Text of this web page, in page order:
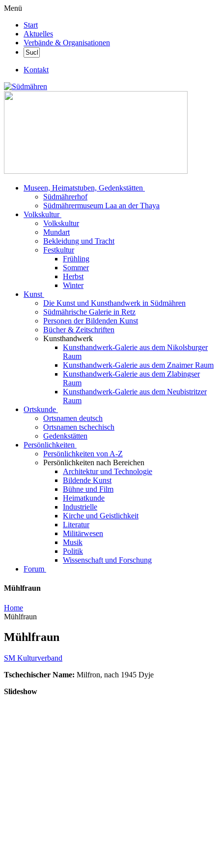
Menü
Start
Aktuelles
Verbände & Organisationen
Kontakt
Museen, Heimatstuben, Gedenkstätten
Südmährerhof
Südmährermuseum Laa an der Thaya
Volkskultur
Volkskultur
Mundart
Bekleidung und Tracht
Festkultur
Frühling
Sommer
Herbst
Winter
Kunst
Die Kunst und Kunsthandwerk in Südmähren
Südmährische Galerie in Retz
Personen der Bildenden Kunst
Bücher & Zeitschriften
Kunsthandwerk
Kunsthandwerk-Galerie aus dem Nikolsburger
Raum
Kunsthandwerk-Galerie aus dem Znaimer Raum
Kunsthandwerk-Galerie aus dem Zlabingser
Raum
Kunsthandwerk-Galerie aus dem Neubistritzer
Raum
Ortskunde
Ortsnamen deutsch
Ortsnamen tschechisch
Gedenkstätten
Persönlichkeiten
Persönlichkeiten von A-Z
Persönlichkeiten nach Bereichen
Architektur und Technologie
Bildende Kunst
Bühne und Film
Heimatkunde
Industrielle
Kirche und Geistlichkeit
Literatur
Militärwesen
Musik
Politik
Wissenschaft und Forschung
Forum
Mühlfraun
Home
Mühlfraun
Mühlfraun
SM Kulturverband
Tschechischer Name: Milfron, nach 1945 Dyje
Slideshow